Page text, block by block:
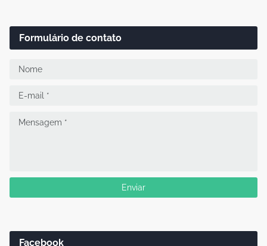
Formulário de contato
Facebook